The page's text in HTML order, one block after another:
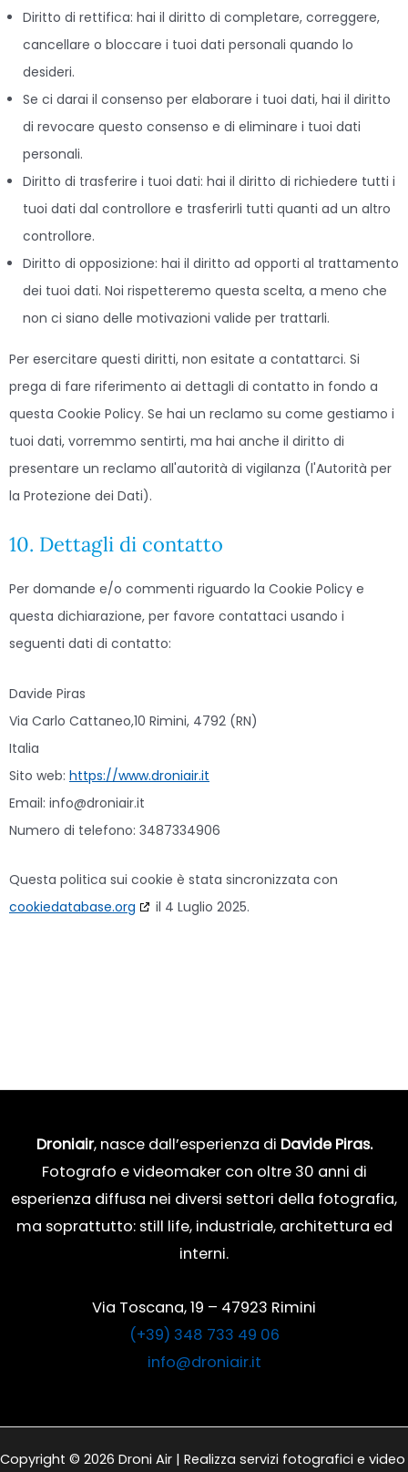
Diritto di rettifica: hai il diritto di completare, correggere,
cancellare o bloccare i tuoi dati personali quando lo
desideri.
Se ci darai il consenso per elaborare i tuoi dati, hai il diritto
di revocare questo consenso e di eliminare i tuoi dati
personali.
Diritto di trasferire i tuoi dati: hai il diritto di richiedere tutti i
tuoi dati dal controllore e trasferirli tutti quanti ad un altro
controllore.
Diritto di opposizione: hai il diritto ad opporti al trattamento
dei tuoi dati. Noi rispetteremo questa scelta, a meno che
non ci siano delle motivazioni valide per trattarli.
Per esercitare questi diritti, non esitate a contattarci. Si
prega di fare riferimento ai dettagli di contatto in fondo a
questa Cookie Policy. Se hai un reclamo su come gestiamo i
tuoi dati, vorremmo sentirti, ma hai anche il diritto di
presentare un reclamo all'autorità di vigilanza (l'Autorità per
la Protezione dei Dati).
10. Dettagli di contatto
Per domande e/o commenti riguardo la Cookie Policy e
questa dichiarazione, per favore contattaci usando i
seguenti dati di contatto:
Davide Piras
Via Carlo Cattaneo,10 Rimini, 4792 (RN)
Italia
Sito web: https://www.droniair.it
Email: info@droniair.it
Numero di telefono: 3487334906
Questa politica sui cookie è stata sincronizzata con
cookiedatabase.org
il 4 Luglio 2025.
Droniair, nasce dall’esperienza di Davide Piras.
Fotografo e videomaker con oltre 30 anni di
esperienza diffusa nei diversi settori della fotografia,
ma soprattutto: still life, industriale, architettura ed
interni.
Via Toscana, 19 – 47923 Rimini
(+39) 348 733 49 06
info@droniair.it
Copyright © 2026 Droni Air | Realizza servizi fotografici e video